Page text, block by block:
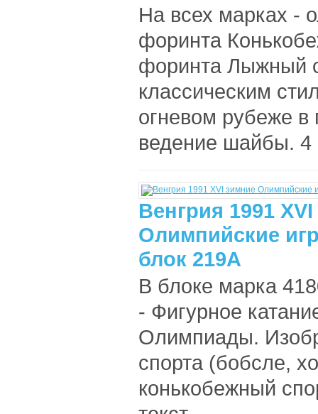
На всех марках -
форинта
форинта Лыжный
классическим
огневом рубеже в
ведение шайбы. 4
Венгрия 1991
Олимпийские
блок 219A
В блоке марка
- Фигурное
Олимпиады.
спорта (бобсле,
конькобежный